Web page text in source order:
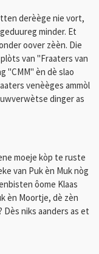
derèège nie vort,
minder. Et
oover zèèn. Die
van "Fraaters van
"CMM" èn dè slao
venèèges ammòl
dinger as
moeje kòp te ruste
van Puk èn Muk nòg
ôome Klaas
èn Moortje, dè zèn
niks aanders as et